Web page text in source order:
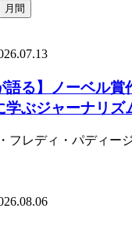
月間
語る】ノーベル
学ぶジャーナリズ
フレディ・パディー